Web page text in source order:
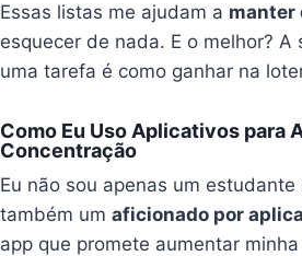
Essas listas me ajudam a manter
esquecer de nada. E o melhor? A
uma tarefa é como ganhar na
Como Eu Uso Aplicativos para
Concentração
Eu não sou apenas um
também umaficionado por
app que promete aumentar